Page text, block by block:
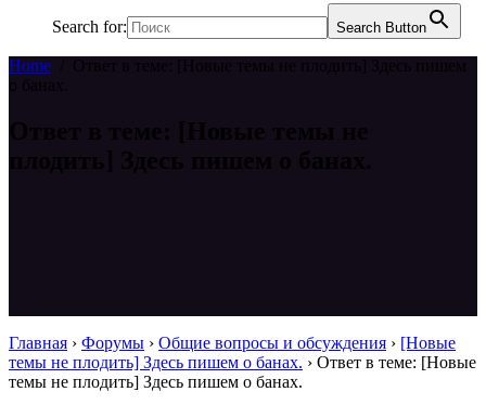
Search for: Search Button
Home
Ответ в теме: [Новые темы не плодить] Здесь пишем
о банах.
Ответ в теме: [Новые темы не
плодить] Здесь пишем о банах.
Главная › Форумы › Общие вопросы и обсуждения › [Новые
темы не плодить] Здесь пишем о банах. › Ответ в теме: [Новые
темы не плодить] Здесь пишем о банах.